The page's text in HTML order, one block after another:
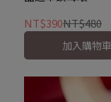
NT$390NT$480
加入購物車